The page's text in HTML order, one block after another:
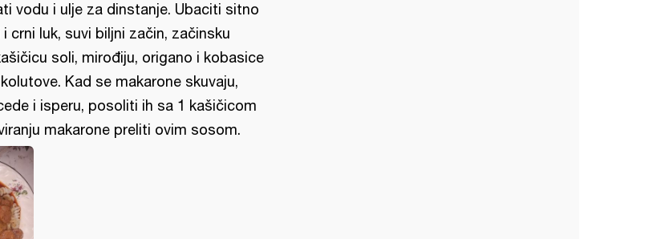
vodu i ulje za dinstanje. Ubaciti sitno
crni luk, suvi biljni začin, začinsku
soli, mirođiju, origano i kobasice
Kad se makarone skuvaju,
i isperu, posoliti ih sa 1 kašičicom
makarone preliti ovim sosom.